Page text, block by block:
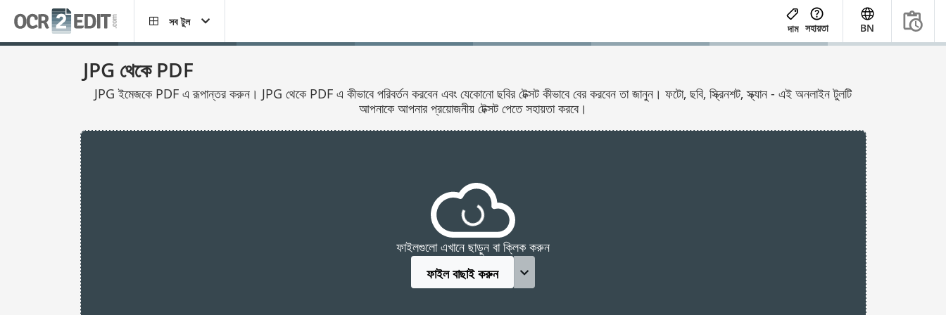
সব টুল
দাম সহায়তা BN
JPG থেকে PDF
JPG ইমেজকে PDF এ রূপান্তর করুন। JPG থেকে PDF এ কীভাবে পরিবর্তন করবেন এবং যেকোনো ছবির টেক্সট কীভাবে বের করবেন তা জানুন। ফটো, ছবি, স্ক্রিনশট, স্ক্যান - এই অনলাইন টুলটি
আপনাকে আপনার প্রয়োজনীয় টেক্সট পেতে সহায়তা করবে।
ফাইলগুলো এখানে ছাড়ুন বা ক্লিক করুন
ফাইল বাছাই করুন